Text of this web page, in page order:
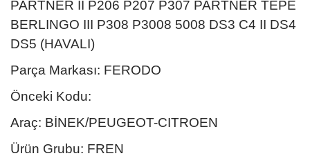
PARTNER II P206 P207 P307 PARTNER TEPE
BERLINGO III P308 P3008 5008 DS3 C4 II DS4
DS5 (HAVALI)
Parça Markası: FERODO
Önceki Kodu:
Araç: BİNEK/PEUGEOT-CITROEN
Ürün Grubu: FREN